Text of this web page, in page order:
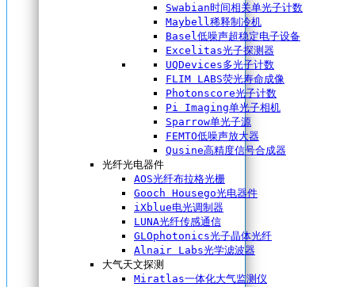
Swabian时间相关单光子计数
Maybell稀释制冷机
Basel低噪声超稳定电子设备
Excelitas光子探测器
UQDevices多光子计数
FLIM LABS荧光寿命成像
Photonscore光子计数
Pi Imaging单光子相机
Sparrow单光子源
FEMTO低噪声放大器
Qusine高精度信号合成器
光纤光电器件
AOS光纤布拉格光栅
Gooch Housego光电器件
iXblue电光调制器
LUNA光纤传感通信
GLOphotonics光子晶体光纤
Alnair Labs光学滤波器
大气天文探测
Miratlas一体化大气监测仪